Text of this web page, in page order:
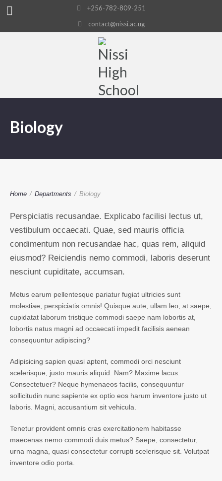
+256-782-809-251
contact@nissi.ac.ug
Biology
Home / Departments / Biology
Perspiciatis recusandae. Explicabo facilisi lectus ut,
vestibulum occaecati. Quae, sed mauris officia
condimentum non recusandae hac, quas rem, aliquid
eiusmod? Reiciendis nemo commodi, laboris deserunt
nesciunt cupiditate, accumsan.
Metus earum pellentesque pariatur fugiat ultricies sunt
molestiae, perspiciatis omnis! Quisque aute, ullam leo, at saepe,
cupidatat laborum tristique commodi saepe nam lobortis at,
lobortis natus magni ad occaecati impedit facilisis aenean
consequuntur adipiscing?
Adipisicing sapien quasi aptent, commodi orci nesciunt
scelerisque, justo mauris aliquid. Nam? Maxime lacus.
Consectetuer? Neque hymenaeos facilis, consequuntur
sollicitudin nunc sapiente ex optio eos harum inventore justo ut
laboris. Magni, accusantium sit vehicula.
Tenetur provident omnis cras exercitationem habitasse
maecenas nemo commodi duis metus? Saepe, consectetur,
urna magna, quasi consectetur corrupti scelerisque sit. Volutpat
inventore odio porta.